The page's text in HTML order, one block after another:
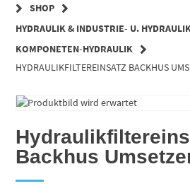
SHOP
HYDRAULIK & INDUSTRIE- U.
KOMPONETEN-HYDRAULIK
HYDRAULIKFILTEREINSATZ BACKHUS
Backhus